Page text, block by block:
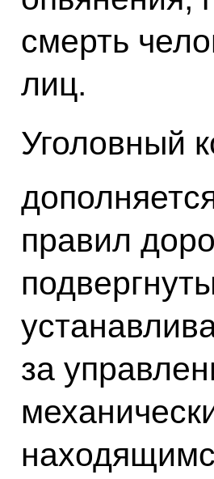
смерть
лиц.
Уголовный
правил
за